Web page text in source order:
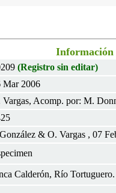
Información
(Registro sin editar)
Mar 2006
Vargas, Acomp. por: M.
& O. Vargas , 07
Calderón, Río Tortuguero.